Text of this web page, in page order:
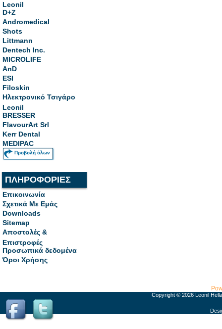
Leonil
D+Z
Andromedical
Shots
Littmann
Dentech Inc.
MICROLIFE
AnD
ESI
Filoskin
Ηλεκτρονικό Τσιγάρο
Leonil
BRESSER
FlavourArt Srl
Kerr Dental
MEDIPAC
Προβολή όλων
ΠΛΗΡΟΦΟΡΙΕΣ
Επικοινωνία
Σχετικά Με Εμάς
Downloads
Sitemap
Αποστολές &
Επιστροφές
Προσωπικά δεδομένα
Όροι Χρήσης
Copyright © 2026 Leonil